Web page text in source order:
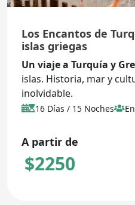
Los Encantos de
islas griegas
Un viaje a Turquía y
islas. Historia, mar y
inolvidable.
16 Días / 15 Noches
A partir de
$2250